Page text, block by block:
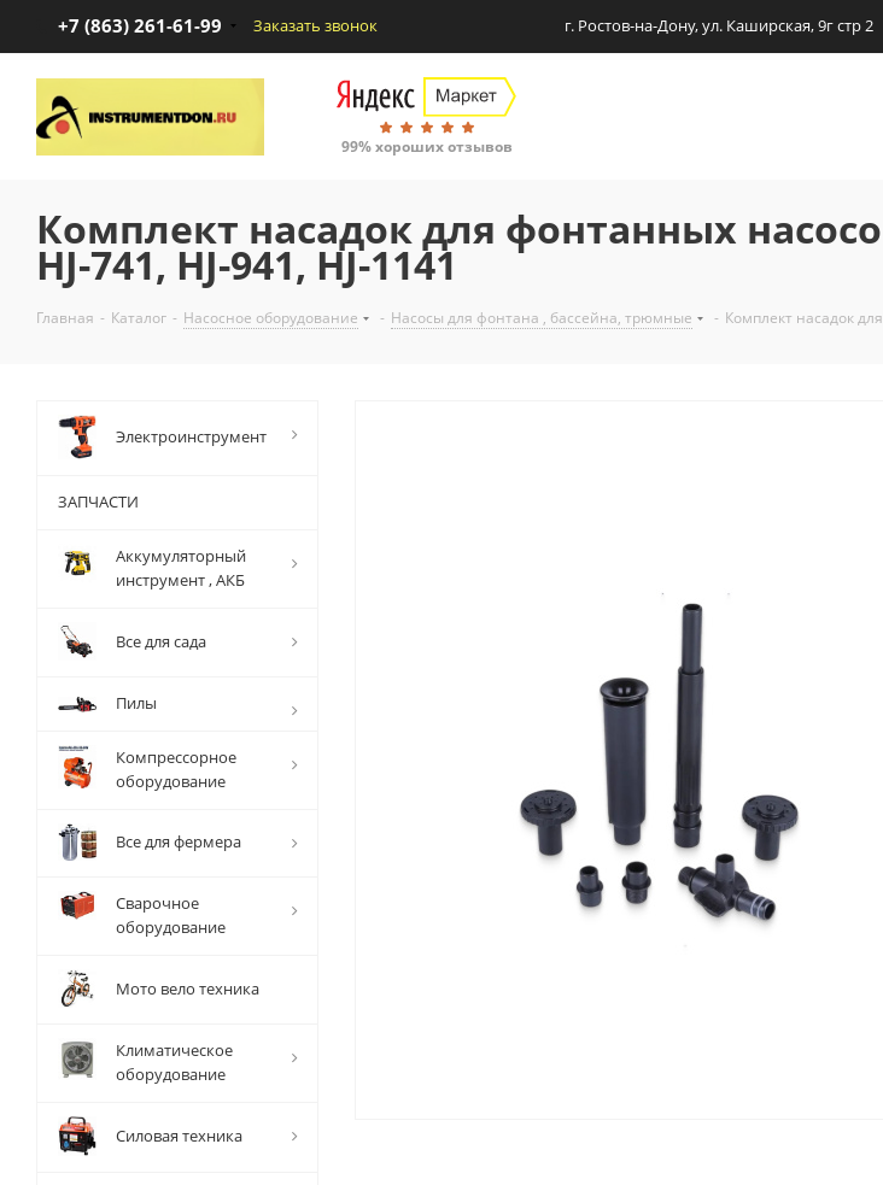
+7 (863) 261-61-99 Заказать звонок г. Ростов-на-Дону, ул. Каширская, 9г стр 2
99% хороших отзывов
Комплект насадок для фонтанных
HJ-741, HJ-941, HJ-1141
Главная - Каталог - Насосное оборудование - Насосы для фонтана , бассейна, трюмные - Комплект насадок
Электроинструмент
ЗАПЧАСТИ
Аккумуляторный
инструмент , АКБ
Все для сада
Пилы
Компрессорное
оборудование
Все для фермера
Сварочное
оборудование
Мото вело техника
Климатическое
оборудование
Силовая техника